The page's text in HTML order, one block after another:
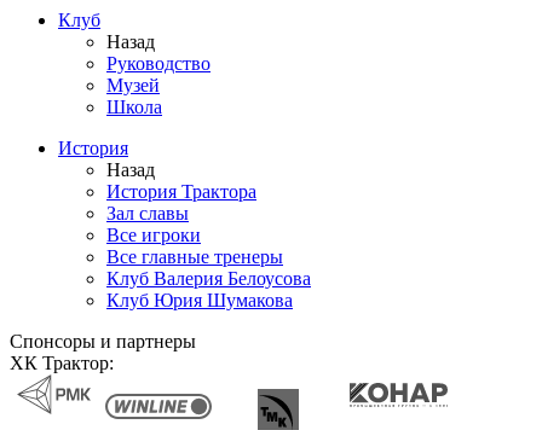
Клуб
Назад
Руководство
Музей
Школа
История
Назад
История Трактора
Зал славы
Все игроки
Все главные тренеры
Клуб Валерия Белоусова
Клуб Юрия Шумакова
Спонсоры и партнеры
ХК Трактор: